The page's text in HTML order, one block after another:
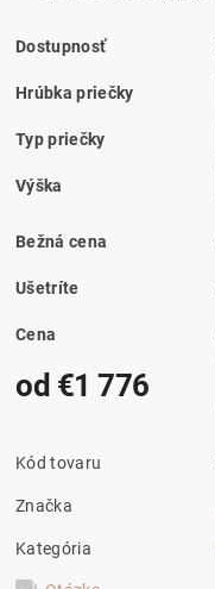
Dostupnosť
Hrúbka priečky
Typ priečky
Výška
Bežná cena
Ušetríte
Cena
od €1 776
Kód tovaru
Značka
Kategória